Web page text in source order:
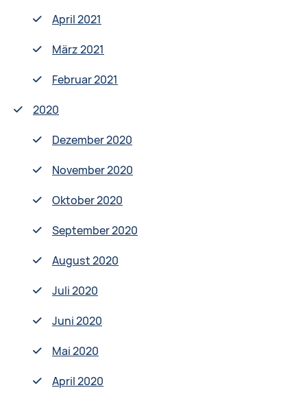
April 2021
März 2021
Februar 2021
2020
Dezember 2020
November 2020
Oktober 2020
September 2020
August 2020
Juli 2020
Juni 2020
Mai 2020
April 2020